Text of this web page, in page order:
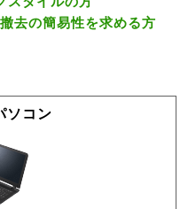
去の簡易性を求める方
ソコン